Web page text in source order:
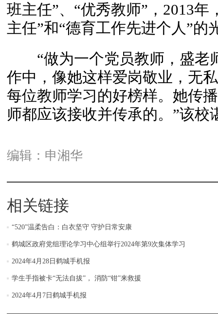
班主任”、“优秀教师”，2013
主任”和“德育工作先进个人”的
“做为一个党员教师，盛老
作中，像她这样爱岗敬业，无
每位教师学习的好榜样。她传
师都应该接收并传承的。”该校
编辑：申湘华
相关链接
“520”温柔告白：白衣坚守 守护日常安康
鹤城区政府党组理论学习中心组举行2024年第9次集体学习
2024年4月28日鹤城手机报
学生手指被卡“无法自拔”， 消防“钳”来救援
2024年4月7日鹤城手机报